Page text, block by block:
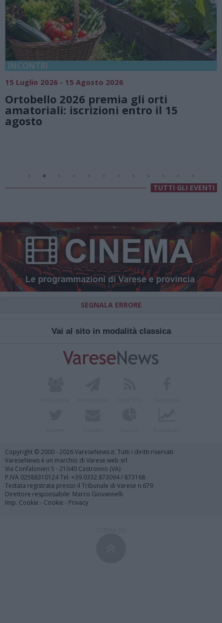
18 Luglio 2026 - 15 Agosto 2026
Vivi l’estate a Villa Fogazzaro Roi. Tra
natura e atmosfere senza tempo sul
Lago di Lugano
Valsolda
TUTTI GLI EVENTI
SEGNALA ERRORE
Vai al sito in modalità classica
Copyright © 2000 - 2026 VareseNews.it. Tutti i diritti riservati
VareseNews è un marchio di Varese web srl
Via Confalonieri 5 - 21040 Castronno (VA)
P.IVA 02588310124 Tel. +39.0332.873094 / 873168
Testata registrata presso il Tribunale di Varese n.679
Direttore responsabile: Marco Giovannelli
Imp. Cookie - Cookie - Privacy